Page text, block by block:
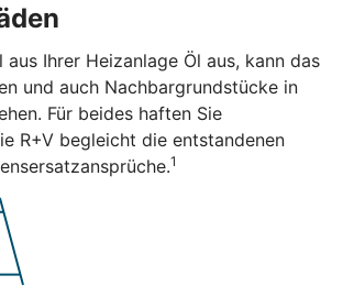
Ihrer Heizanlage Öl aus, kann das
und auch Nachbargrundstücke in
Für beides haften Sie
R+V begleicht die entstandenen
1